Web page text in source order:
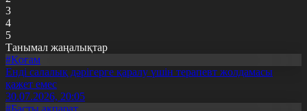
3
4
5
Танымал жаңалықтар
#Қоғам
Енді салалық дәрігерге қаралу үшін терапевт жолдамасы
қажет емес
30.07.2026, 20:05
#Басты ақпарат